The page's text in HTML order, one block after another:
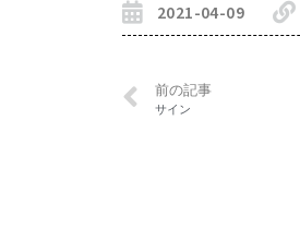
2021-04-09
前の記事
サイン